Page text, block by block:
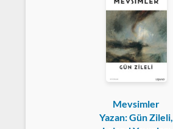
Mevsimler
Yazan: Gün Zileli,